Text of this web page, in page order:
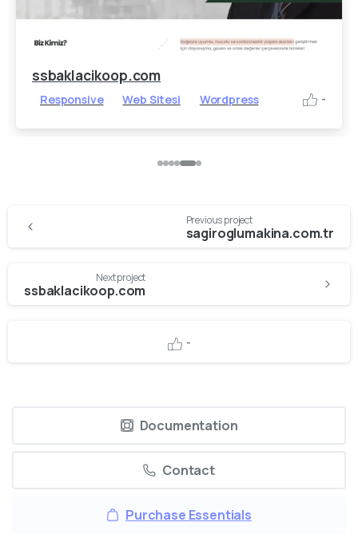
ssbaklacikoop.com
Responsive Web Sitesi Wordpress -
Reading
Previous project
sagiroglumakina.com.tr
Next project
ssbaklacikoop.com
-
Documentation
Contact
Purchase Essentials